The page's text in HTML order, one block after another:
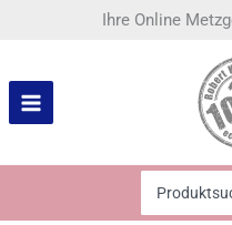
Ihre Online
for: